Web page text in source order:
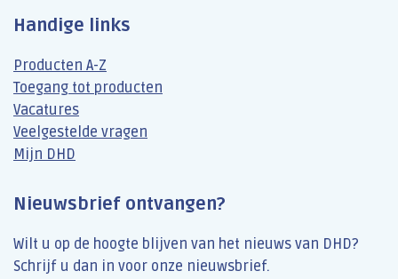
Handige links
Producten A-Z
Toegang tot producten
Vacatures
Veelgestelde vragen
Mijn DHD
Nieuwsbrief ontvangen?
Wilt u op de hoogte blijven van het nieuws van DHD?
Schrijf u dan​ in voor onze nieuwsbrief.